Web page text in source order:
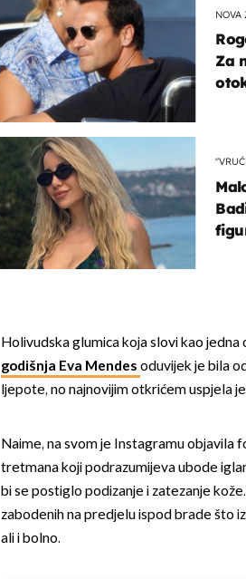
Za
Holivudska glumica koja slovi kao jedna
godišnja Eva Mendes oduvijek je bila
ljepote, no najnovijim otkrićem uspjela
Naime, na svom je Instagramu
tretmana koji podrazumijeva ubode
bi se postiglo podizanje i zatezanje
zabodenih na predjelu ispod brade što
ali i bolno.